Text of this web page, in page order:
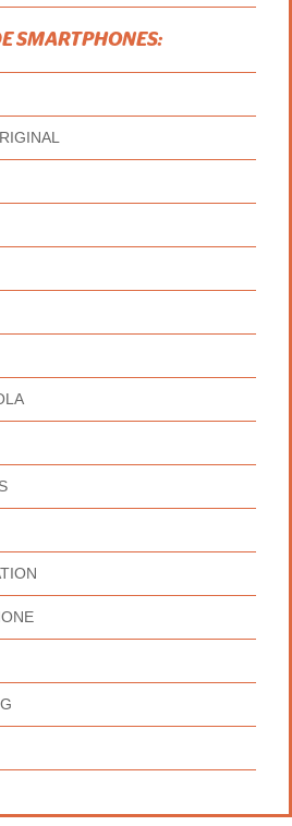
SMARTPHONES: